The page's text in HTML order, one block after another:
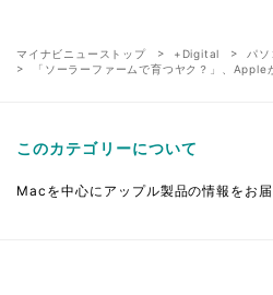
マイナビニューストップ +Digital パソ
「ソーラーファームで育つヤク？」、Apple
このカテゴリーについて
Macを中心にアップル製品の情報をお届